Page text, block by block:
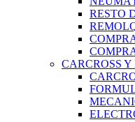
RESTO
CARCROSS